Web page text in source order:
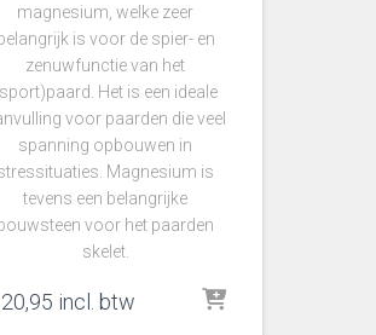
magnesium, welke zeer
is voor de spier- en
zenuwfunctie van het
Het is een ideale
voor paarden die veel
spanning opbouwen in
Magnesium is
tevens een belangrijke
voor het paarden
skelet.
20,95 incl. btw